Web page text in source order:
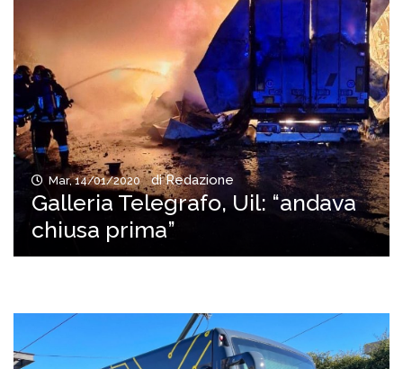
Mar, 14/01/2020 di Redazione
Galleria Telegrafo, Uil: “andava
chiusa prima”